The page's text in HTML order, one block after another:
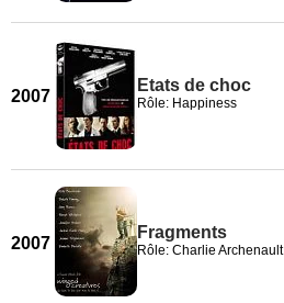
2007
Etats de choc
Rôle: Happiness
2007
Fragments
Rôle: Charlie Archenault